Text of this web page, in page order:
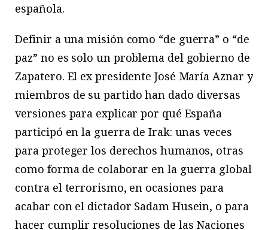
española.
Definir a una misión como “de guerra” o “de
paz” no es solo un problema del gobierno de
Zapatero. El ex presidente José María Aznar y
miembros de su partido han dado diversas
versiones para explicar por qué España
participó en la guerra de Irak: unas veces
para proteger los derechos humanos, otras
como forma de colaborar en la guerra global
contra el terrorismo, en ocasiones para
acabar con el dictador Sadam Husein, o para
hacer cumplir resoluciones de las Naciones